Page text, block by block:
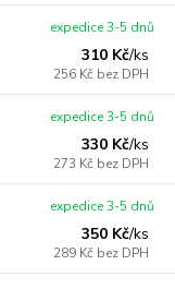
310 Kč/ks
256 Kč bez DPH
expedice 3-5 dnů
330 Kč/ks
273 Kč bez DPH
expedice 3-5 dnů
350 Kč/ks
289 Kč bez DPH
expedice 3-5 dnů